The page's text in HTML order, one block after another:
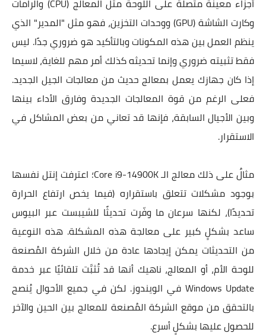
أجزاء معينة متصلة على اللوحة مثل المعالج (CPU) والرامات
وكارت الشاشة (GPU) ووحدات التخزين، فهو مثل "المدير" الذي
ينظم العمل بين هذه المكونات وبالتأكيد هو ضروري جدًا. ليس
فقط تثبيته ضروري وإنما تحديثه كذلك أمر مهم للغاية، لاسيما
إذا كان جهازك يعمل بمعالج حديث من معالجات الجيل الجديد.
فعلى الرغم من قوة المعالجات الجديدة وفارق الأداء بينها
وبين الأجيال السابقة، فإنها قد تعاني من بعض المشاكل في
الاستقرار.
مثالٌ على ذلك معالج الـ Core i9-14900K؛ اعترفت إنتل نفسها
بوجود مشكلات تتعلق باستقراره (فيما يخص ارتفاع الحرارة
تحديدًا)، لكنها سرعان ما وفّرت تحديثًا للشيبست عبر البيوس
ساعد بشكلٍ كبير على معالجة هذه المشكلة. هذه النوعية
من التحديثات يمكن إيجادها عادة من خلال الشركة المُصنعة
للوحة الأم، أو المعالج، ناهيك أنها قد تُثبَّت تلقائيًا عبر خدمة
Windows Update في الويندوز. لكن في جميع الأحوال يُنصح
بالتحقق من موقع الشركة المُصنعة للمعالج بين الحين والآخر
للحصول عليها بشكلٍ أسرع.